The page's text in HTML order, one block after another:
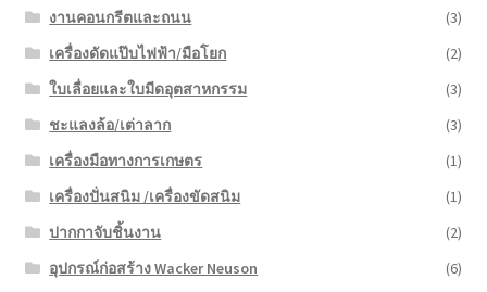
งานคอนกรีตและถนน
(3)
เครื่องดัดแป๊บไฟฟ้า/มือโยก
(2)
ใบเลื่อยและใบมีดอุตสาหกรรม
(3)
ชะแลงล้อ/เต่าลาก
(3)
เครื่องมือทางการเกษตร
(1)
เครื่องปั่นสนิม /เครื่องขัดสนิม
(1)
ปากกาจับชิ้นงาน
(2)
อุปกรณ์ก่อสร้าง Wacker Neuson
(6)